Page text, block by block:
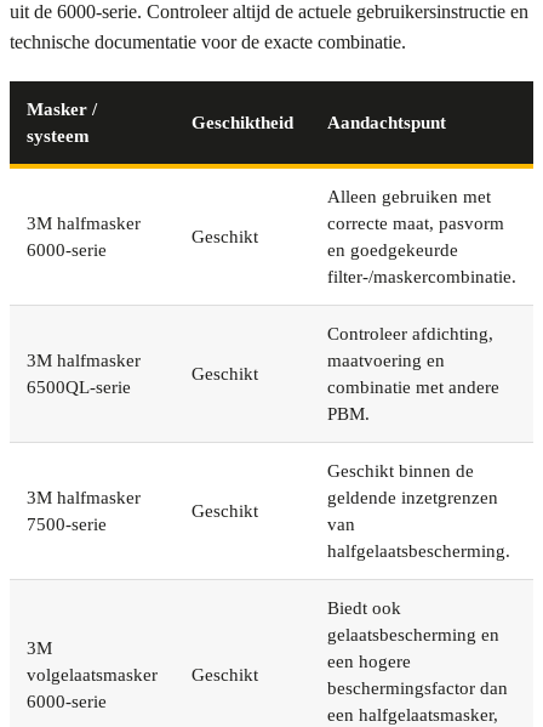
uit de 6000-serie. Controleer altijd de actuele gebruikersinstructie en
technische documentatie voor de exacte combinatie.
Masker /
systeem
Geschiktheid Aandachtspunt
3M halfmasker
6000-serie
Geschikt
Alleen gebruiken met
correcte maat, pasvorm
en goedgekeurde
filter-/maskercombinatie.
3M halfmasker
6500QL-serie
Geschikt
Controleer afdichting,
maatvoering en
combinatie met andere
PBM.
3M halfmasker
7500-serie
Geschikt
Geschikt binnen de
geldende inzetgrenzen
van
halfgelaatsbescherming.
3M
volgelaatsmasker
6000-serie
Geschikt
Biedt ook
gelaatsbescherming en
een hogere
beschermingsfactor dan
een halfgelaatsmasker,